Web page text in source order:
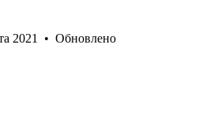
2021 • Обновлено